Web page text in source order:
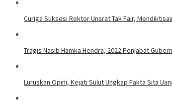
Curiga Suksesi Rektor Unsrat Tak Fair,
Tragis Nasib Hamka Hendra, 2022 Penjabat
Luruskan Opini, Kejati Sulut Ungkap Fakta Sita